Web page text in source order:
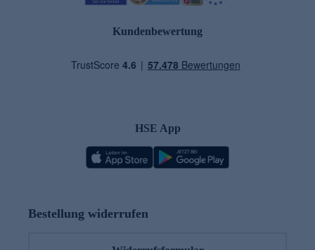
Kundenbewertung
HSE App
Bestellung widerrufen